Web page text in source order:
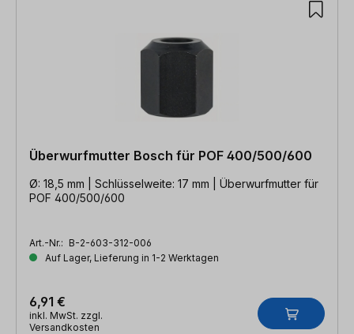
Überwurfmutter Bosch für POF 400/500/600
Ø: 18,5 mm | Schlüsselweite: 17 mm | Überwurfmutter für
POF 400/500/600
Art.-Nr.: B-2-603-312-006
Auf Lager, Lieferung in 1-2 Werktagen
6,91 €
inkl. MwSt. zzgl.
Versandkosten